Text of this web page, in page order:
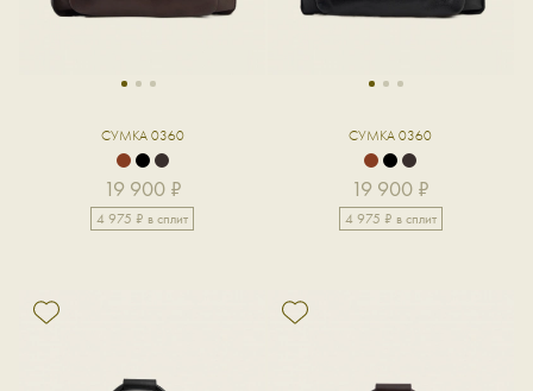
1 2 3
СУМКА 0360
19 900 ₽
4 975 ₽ в сплит
1 2 3
СУМКА 0360
19 900 ₽
4 975 ₽ в сплит